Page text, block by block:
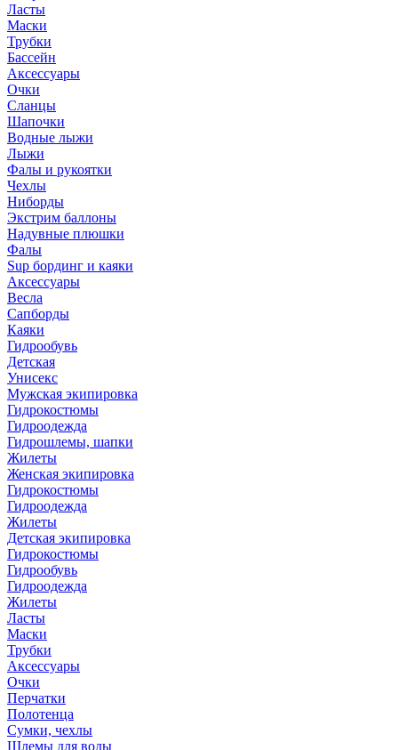
Ласты
Маски
Трубки
Бассейн
Аксессуары
Очки
Сланцы
Шапочки
Водные лыжи
Лыжи
Фалы и рукоятки
Чехлы
Ниборды
Экстрим баллоны
Надувные плюшки
Фалы
Sup бординг и каяки
Аксессуары
Весла
Сапборды
Каяки
Гидрообувь
Детская
Унисекс
Мужская экипировка
Гидрокостюмы
Гидроодежда
Гидрошлемы, шапки
Жилеты
Женская экипировка
Гидрокостюмы
Гидроодежда
Жилеты
Детская экипировка
Гидрокостюмы
Гидрообувь
Гидроодежда
Жилеты
Ласты
Маски
Трубки
Аксессуары
Очки
Перчатки
Полотенца
Сумки, чехлы
Шлемы для воды